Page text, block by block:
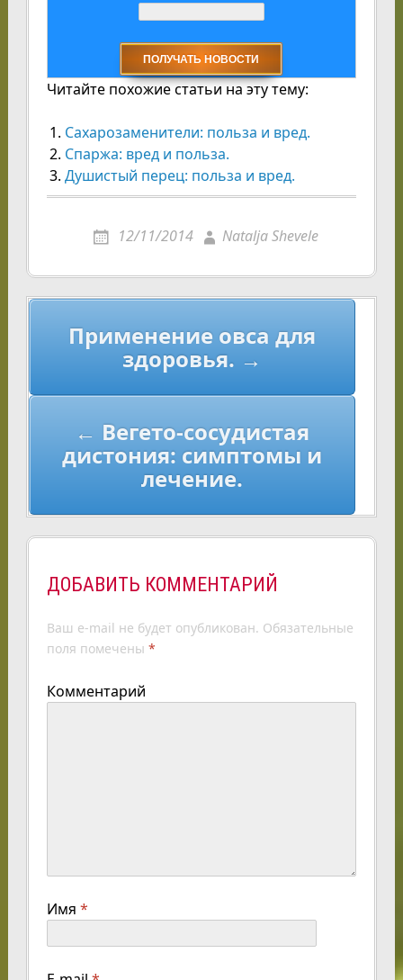
Читайте похожие статьи на эту тему:
Сахарозаменители: польза и вред.
Спаржа: вред и польза.
Душистый перец: польза и вред.
12/11/2014 Natalja Shevele
Навигация
Применение овса для
здоровья. →
← Вегето-сосудистая
дистония: симптомы и
лечение.
ДОБАВИТЬ КОММЕНТАРИЙ
Ваш e-mail не будет опубликован. Обязательные
поля помечены *
Комментарий
Имя *